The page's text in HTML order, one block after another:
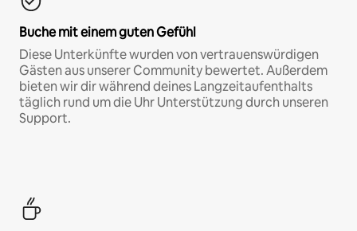
Buche mit einem guten Gefühl
Diese Unterkünfte wurden von vertrauenswürdigen
Gästen aus unserer Community bewertet. Außerdem
bieten wir dir während deines Langzeitaufenthalts
täglich rund um die Uhr Unterstützung durch unseren
Support.